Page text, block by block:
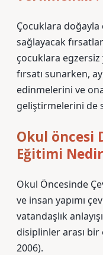
Çocuklara doğayla
sağlayacak
çocuklara
fırsatı sunarken,
edinmelerini ve
geliştirmelerini de
Okul öncesi
Eğitimi
Okul Öncesinde
ve insan yapımı
vatandaşlık
disiplinler arası bir
2006).